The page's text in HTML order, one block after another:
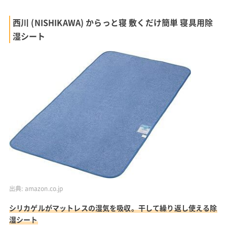
西川 (NISHIKAWA) からっと寝 敷くだけ簡単 寝具用除
湿シート
出典: amazon.co.jp
シリカゲルがマットレスの湿気を吸収。干して繰り返し使える除
湿シート